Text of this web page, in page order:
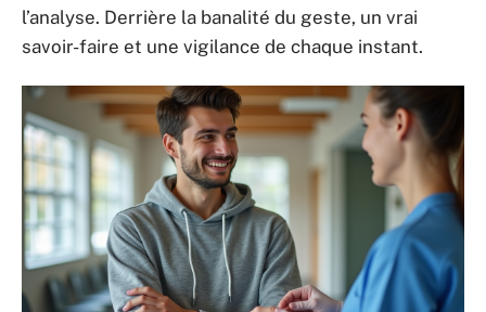
l’analyse. Derrière la banalité du geste, un vrai
savoir-faire et une vigilance de chaque instant.